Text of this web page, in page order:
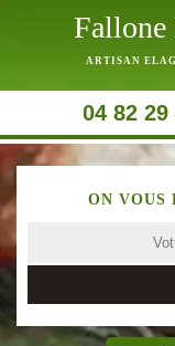
Fallone
ARTISAN
04 82 29
ON VOUS